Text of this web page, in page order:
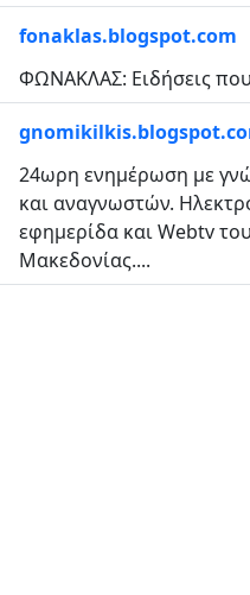
fonaklas.blogspot.com
ΦΩΝΑΚΛΑΣ: Ειδήσεις
24ωρη ενημέρωση με
και αναγνωστών.
εφημερίδα και Webtv
Μακεδονίας....